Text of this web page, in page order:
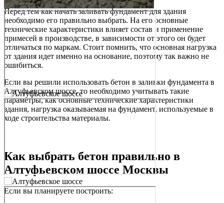
Перед тем как начать заливать фундамент для здания
необходимо его правильно выбрать. На его основные
технические характеристики влияет состав и применение
примесей в производстве, в зависимости от этого он будет
отличаться по маркам. Стоит помнить, что основная нагрузка
от здания идет именно на основание, поэтому так важно не
ошибиться.
Если вы решили использовать бетон в заливки фундамента в
Алтуфьевском шоссе, то необходимо учитывать такие
параметры, как основные технические характеристики
здания, нагрузка оказываемая на фундамент, используемые в
ходе строительства материалы.
Как выбрать бетон правильно в
Алтуфьевском шоссе Москвы
Если вы планируете построить: